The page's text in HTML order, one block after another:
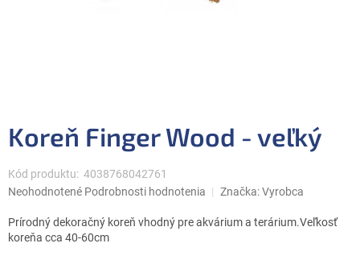
Koreň Finger Wood - veľký
Kód produktu: 4038768042761
Priemerné
produktu
je
Neohodnotené Podrobnosti hodnotenia Značka:Vyrobca
Prírodný dekoračný koreň vhodný pre akvárium a terárium.Veľkosť
koreňa cca 40-60cm